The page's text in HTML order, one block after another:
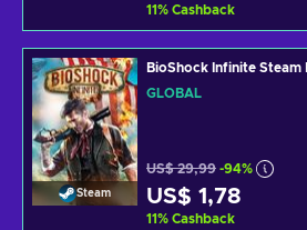
11% Cashback
Steam
BioShock Infinite Steam
GLOBAL
US$ 29,99 -94%
US$ 1,78
11% Cashback